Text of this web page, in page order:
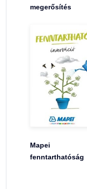
megerősítés
Mapei
fenntarthatóság